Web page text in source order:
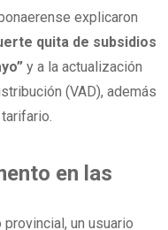
explicaron
quita de subsidios
y a la actualización
(VAD), además
en las
un usuario